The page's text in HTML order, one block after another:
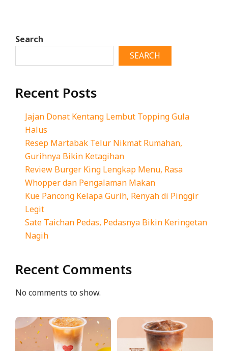
Search
SEARCH
Recent Posts
Jajan Donat Kentang Lembut Topping Gula
Halus
Resep Martabak Telur Nikmat Rumahan,
Gurihnya Bikin Ketagihan
Review Burger King Lengkap Menu, Rasa
Whopper dan Pengalaman Makan
Kue Pancong Kelapa Gurih, Renyah di Pinggir
Legit
Sate Taichan Pedas, Pedasnya Bikin Keringetan
Nagih
Recent Comments
No comments to show.